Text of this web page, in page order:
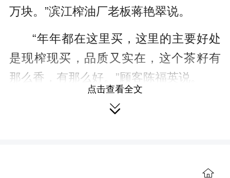
万块。”滨江榨油厂老板蒋艳翠说。
“年年都在这里买，这里的主要好处
是现榨现买，品质又实在，这个茶籽有
那么香，有那么好。”顾客陈福英说。
厂平均每天可以榨三千斤茶籽。除了茶
点击查看全文
